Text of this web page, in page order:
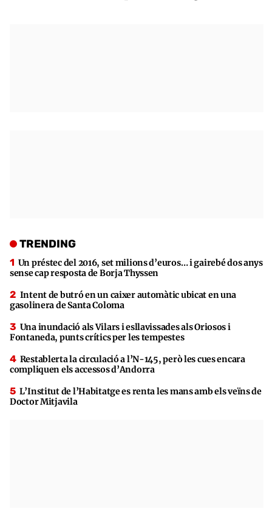
TRENDING
Un préstec del 2016, set milions d’euros… i gairebé dos anys
sense cap resposta de Borja Thyssen
Intent de butró en un caixer automàtic ubicat en una
gasolinera de Santa Coloma
Una inundació als Vilars i esllavissades als Oriosos i
Fontaneda, punts crítics per les tempestes
Restablerta la circulació a l’N-145, però les cues encara
compliquen els accessos d’Andorra
L’Institut de l’Habitatge es renta les mans amb els veïns de
Doctor Mitjavila